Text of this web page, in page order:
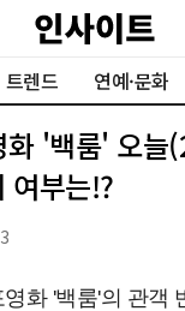
트렌드 연예·문화
화 '백룸' 오늘
여부는!?
화 '백룸'의 관객